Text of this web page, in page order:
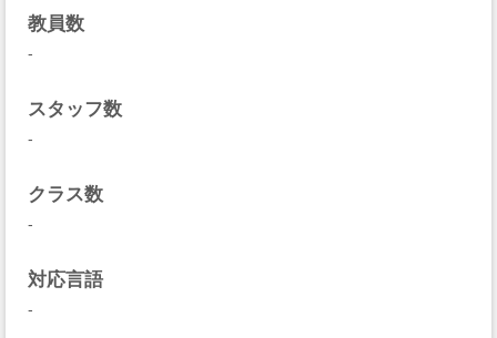
教員数
-
スタッフ数
-
クラス数
-
対応言語
-